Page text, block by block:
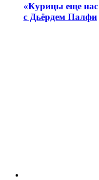
«Курицы еще
с Дьёрдем Палфи